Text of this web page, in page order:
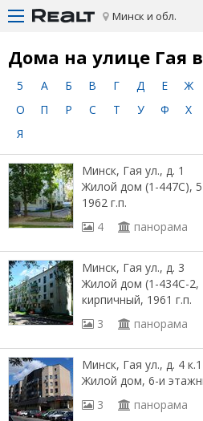
Минск и обл.
Дома на улице Гая
5 А Б В Г Д Е Ж
О
П Р С Т У Ф Х
Я
Минск, Гая ул., д. 1
Жилой дом (1-447С),
1962 г.п.
4
панорама
Минск, Гая ул., д. 3
Жилой дом (1-434С-2,
кирпичный, 1961 г.п.
3
панорама
Минск, Гая ул., д. 4 к.1
Жилой дом, 6-и
3
панорама